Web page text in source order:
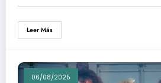
Leer Más
06/08/2025